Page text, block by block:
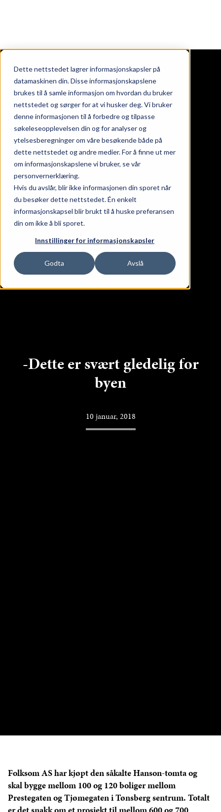
Dette nettstedet lagrer informasjonskapsler på
datamaskinen din. Disse informasjonskapslene
brukes til å samle informasjon om hvordan du bruker
nettstedet og sørger for at vi husker deg. Vi bruker
denne informasjonen til å forbedre og tilpasse
søkeleseopplevelsen din og for analyser og
ytelsesberegninger om våre besøkende både på
dette nettstedet og andre medier. For å finne ut mer
om informasjonskapslene vi bruker, se vår
personvernerklæring.
Hvis du avslår, blir ikke informasjonen din sporet når
du besøker dette nettstedet. Én enkelt
informasjonskapsel blir brukt til å huske preferansen
din om ikke å bli sporet.
Innstillinger for informasjonskapsler
Godta Avslå
at work
24, 26 & 28
torg
Lokaler
-Dette er svært gledelig for
byen
10 januar, 2018
Folksom AS har kjøpt den såkalte Hanson-tomta og
skal bygge mellom 100 og 120 boliger mellom
Prestegaten og Tjømegaten i Tønsberg sentrum. Totalt